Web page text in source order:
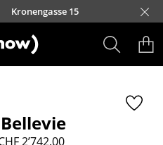
Kronengasse 15
à manger
2’742.00